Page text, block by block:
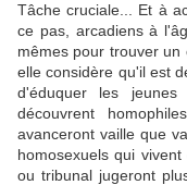
Tâche cruciale... Et à
ce pas, arcadiens à
mêmes pour trouver un
elle considère qu'il est
d'éduquer les
découvrent
avanceront vaille que
homosexuels qui
ou tribunal jugeront